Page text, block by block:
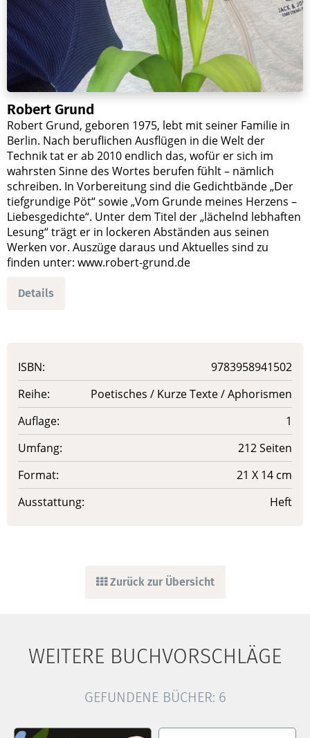
Robert Grund
Robert Grund, geboren 1975, lebt mit seiner Familie in
Berlin. Nach beruflichen Ausflügen in die Welt der
Technik tat er ab 2010 endlich das, wofür er sich im
wahrsten Sinne des Wortes berufen fühlt – nämlich
schreiben. In Vorbereitung sind die Gedichtbände „Der
tiefgrundige Pöt“ sowie „Vom Grunde meines Herzens –
Liebesgedichte“. Unter dem Titel der „lächelnd lebhaften
Lesung“ trägt er in lockeren Abständen aus seinen
Werken vor. Auszüge daraus und Aktuelles sind zu
finden unter: www.robert-grund.de
Details
ISBN:
9783958941502
Reihe:
Poetisches / Kurze Texte / Aphorismen
Auflage:
1
Umfang:
212 Seiten
Format:
21 X 14 cm
Ausstattung:
Heft
Zurück zur Übersicht
WEITERE BUCHVORSCHLÄGE
GEFUNDENE BÜCHER: 6